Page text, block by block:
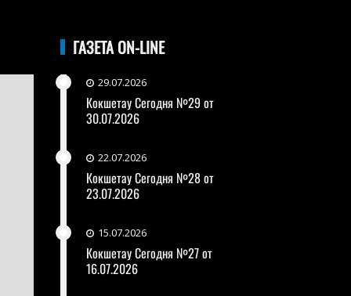
ГАЗЕТА ON-LINE
29.07.2026
Кокшетау Сегодня №29 от
30.07.2026
22.07.2026
Кокшетау Сегодня №28 от
23.07.2026
15.07.2026
Кокшетау Сегодня №27 от
16.07.2026